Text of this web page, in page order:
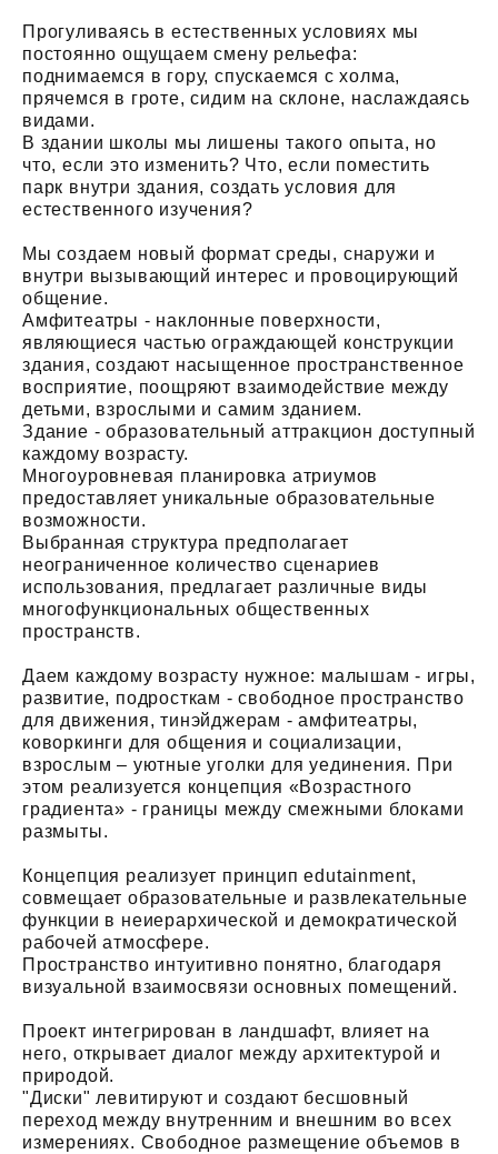
Прогуливаясь в естественных условиях мы
постоянно ощущаем смену рельефа:
поднимаемся в гору, спускаемся с холма,
прячемся в гроте, сидим на склоне, наслаждаясь
видами.
В здании школы мы лишены такого опыта, но
что, если это изменить? Что, если поместить
парк внутри здания, создать условия для
естественного изучения?
Мы создаем новый формат среды, снаружи и
внутри вызывающий интерес и провоцирующий
общение.
Амфитеатры - наклонные поверхности,
являющиеся частью ограждающей конструкции
здания, создают насыщенное пространственное
восприятие, поощряют взаимодействие между
детьми, взрослыми и самим зданием.
Здание - образовательный аттракцион доступный
каждому возрасту.
Многоуровневая планировка атриумов
предоставляет уникальные образовательные
возможности.
Выбранная структура предполагает
неограниченное количество сценариев
использования, предлагает различные виды
многофункциональных общественных
пространств.
Даем каждому возрасту нужное: малышам - игры,
развитие, подросткам - свободное пространство
для движения, тинэйджерам - амфитеатры,
коворкинги для общения и социализации,
взрослым – уютные уголки для уединения. При
этом реализуется концепция «Возрастного
градиента» - границы между смежными блоками
размыты.
Концепция реализует принцип edutainment,
совмещает образовательные и развлекательные
функции в неиерархической и демократической
рабочей атмосфере.
Пространство интуитивно понятно, благодаря
визуальной взаимосвязи основных помещений.
Проект интегрирован в ландшафт, влияет на
него, открывает диалог между архитектурой и
природой.
"Диски" левитируют и создают бесшовный
переход между внутренним и внешним во всех
измерениях. Свободное размещение объемов в